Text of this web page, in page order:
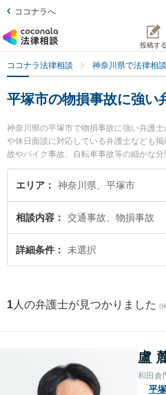
ココナラへ
投稿する
ココナラ法律相談 神奈川県で法律相
平塚市の物損事故に強い
神奈川県の平塚市で物損事故に強い弁護
や休日面談に対応している弁護士なども
故やバイク事故、自転車事故等の細かな
す。特に稲垣総合法律事務所の稲垣 孝宣
用、強みなどが注目されています。『平
る平塚市内の弁護士に相談予約したい』
です。
エリア 神奈川県、平塚市
相談内容 交通事故、物損事故
詳細条件 未選択
1 人の弁護士が見つかりました (
盧
和田倉
平